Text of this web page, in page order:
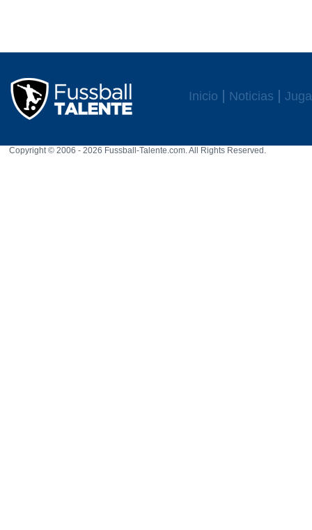
Inicio Noticias
Copyright © 2006 - 2026 Fussball-Talente.com. All Rights Reserved.